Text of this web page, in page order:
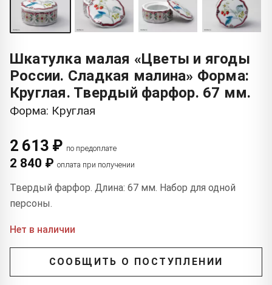
Шкатулка малая «Цветы и ягоды
России. Сладкая малина» Форма:
Круглая. Твердый фарфор. 67 мм.
Форма: Круглая
2 613 ₽ по предоплате
2 840 ₽ оплата при получении
Твердый фарфор. Длина: 67 мм. Набор для одной
персоны.
Нет в наличии
СООБЩИТЬ О ПОСТУПЛЕНИИ